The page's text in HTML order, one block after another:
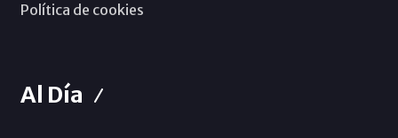
Política de cookies
Al Día